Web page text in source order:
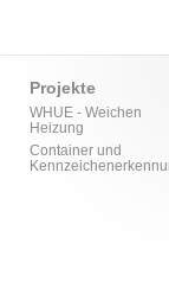
Projekte
WHUE - Weichen
Heizung
Container und